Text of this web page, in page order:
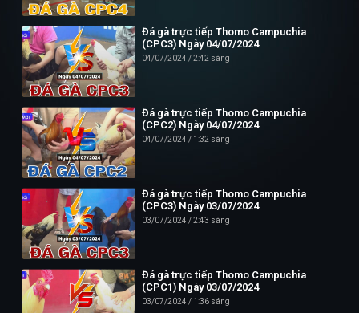
Đá gà trực tiếp Thomo Campuchia
(CPC3) Ngày 04/07/2024
04/07/2024 2:42 sáng
Đá gà trực tiếp Thomo Campuchia
(CPC2) Ngày 04/07/2024
04/07/2024 1:32 sáng
Đá gà trực tiếp Thomo Campuchia
(CPC3) Ngày 03/07/2024
03/07/2024 2:43 sáng
Đá gà trực tiếp Thomo Campuchia
(CPC1) Ngày 03/07/2024
03/07/2024 1:36 sáng